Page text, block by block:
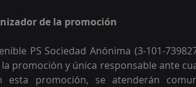
de la promoción
PS Sociedad Anónima (3-101-
promoción y única responsable ante
esta promoción, se atenderán